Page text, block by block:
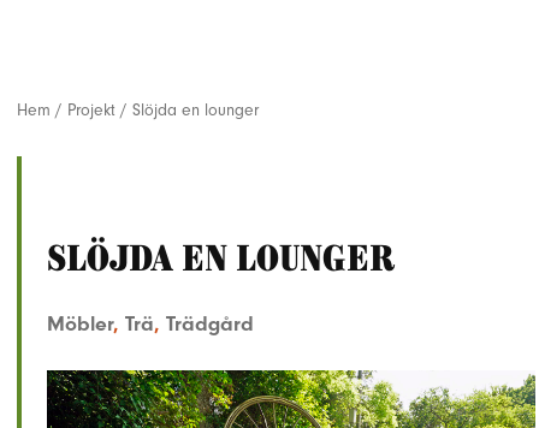
Hem / Projekt / Slöjda en lounger
Slöjda en lounger
Möbler, Trä, Trädgård